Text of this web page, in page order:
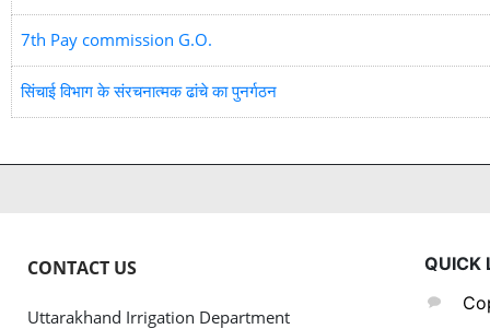
7th Pay commission G.O.
सिंचाई विभाग के संरचनात्मक ढांचे का पुनर्गठन
CONTACT US
Uttarakhand Irrigation Department
QUICK